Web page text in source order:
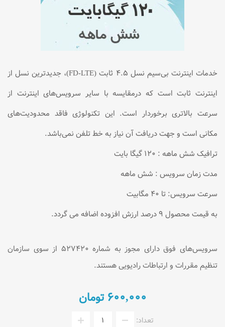
خدمات اینترنت بی‌سیم نسل ۴.۵ ثابت (FD-LTE)، جدیدترین نسل از
اینترنت ثابت است که درمقایسه با سایر سرویس‌های اینترنت از
سرعت بالاتری برخوردار است. این تکنولوژی فاقد محدودیت‌های
مکانی است و جهت دریافت آن نیاز به خط تلفن نمی‌باشد.
ترافیک شش ماهه : ۱۲۰ گیگا بایت
مدت زمان سرویس : شش ماهه
سرعت سرویس: تا ۴۰ مگابیت
به قیمت محصول ۹ درصد ارزش افزوده اضافه می گردد.
سرویس‌های فوق دارای مجوز به شماره ۵۲۷۴۲۰ از سوی سازمان
تنظیم مقررات و ارتباطات رادیویی هستند.
۶۰۰,۰۰۰ تومان
تعداد: